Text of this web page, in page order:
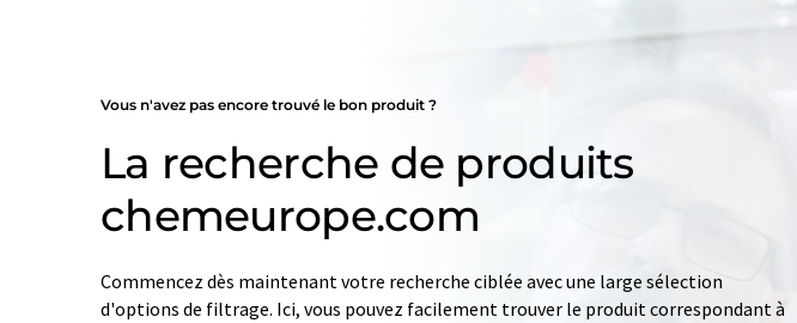
Vous n'avez pas encore trouvé le bon produit ?
La recherche de produits
chemeurope.com
Commencez dès maintenant votre recherche ciblée avec une large sélection
d'options de filtrage. Ici, vous pouvez facilement trouver le produit correspondant à